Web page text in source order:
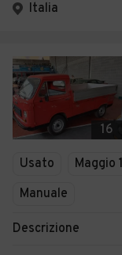
Italia
16
Usato Maggio
Manuale
Descrizione